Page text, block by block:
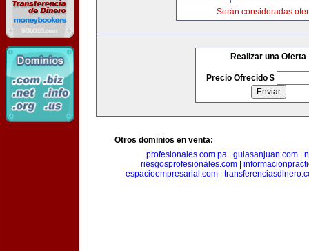
Serán consideradas
Realizar una Oferta
Precio Ofrecido $
Otros dominios en venta:
profesionales.com.pa
guiasanjuan.com
riesgosprofesionales.com
espacioempresarial.com